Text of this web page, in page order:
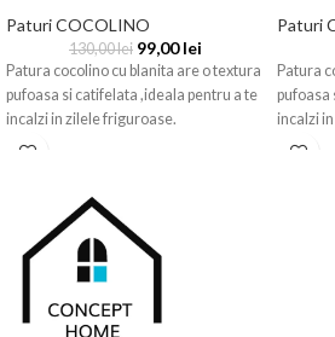
Paturi COCOLINO
130,00lei 99,00lei
Patura cocolino cu blanita are o textura
pufoasa si catifelata ,ideala pentru a te
incalzi in zilele friguroase.
Paturi
Patura
pufoasa
incalzi